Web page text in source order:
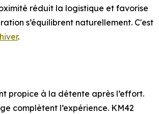
réduit la logistique et favorise
s’équilibrent naturellement. C'est
.
propice à la détente après l’effort.
complètent l’expérience. KM42